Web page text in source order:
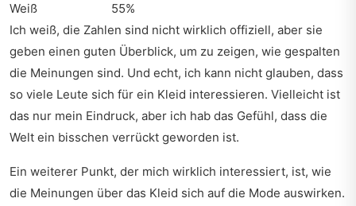
Weiß
55%
Ich weiß, die Zahlen sind nicht wirklich offiziell, aber sie
geben einen guten Überblick, um zu zeigen, wie gespalten
die Meinungen sind. Und echt, ich kann nicht glauben, dass
so viele Leute sich für ein Kleid interessieren. Vielleicht ist
das nur mein Eindruck, aber ich hab das Gefühl, dass die
Welt ein bisschen verrückt geworden ist.
Ein weiterer Punkt, der mich wirklich interessiert, ist, wie
die Meinungen über das Kleid sich auf die Mode auswirken.